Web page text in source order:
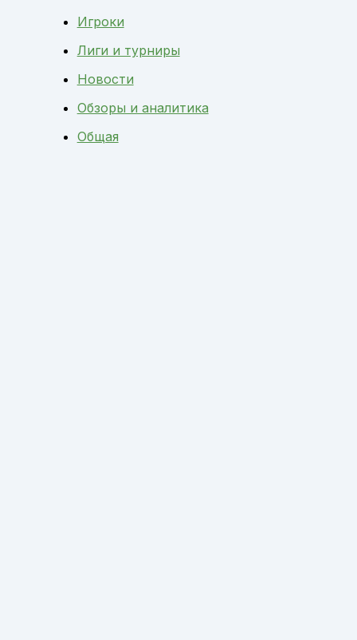
Игроки
Лиги и турниры
Новости
Обзоры и аналитика
Общая